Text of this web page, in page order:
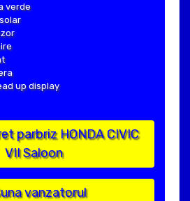
verde
up display
parbriz HONDA CIVIC
VII Saloon
vanzatorul